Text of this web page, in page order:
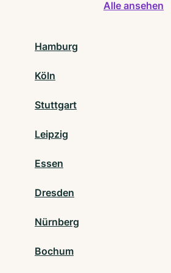
Alle ansehen
Hamburg
Köln
Stuttgart
Leipzig
Essen
Dresden
Nürnberg
Bochum